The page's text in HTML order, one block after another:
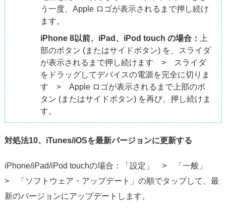
う一度、Apple ロゴが表示されるまで押し続け
ます。
iPhone 8以前、iPad、iPod touch の場合：
上
部のボタン (またはサイドボタン) を、スライダ
が表示されるまで押し続けます > スライダ
をドラッグしてデバイスの電源を完全に切りま
す > Apple ロゴが表示されるまで上部のボ
タン (またはサイドボタン) を再び、押し続けま
す。
対処法10、iTunes/iOSを最新バージョンに更新する
iPhone/iPad/iPod touchの場合：「設定」 > 「一般」
> 「ソフトウェア・アップデート」の順でタップして、最
新のバージョンにアップデートします。